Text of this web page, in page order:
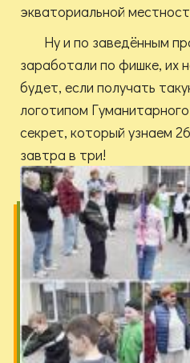
экваториальной
Ну и по заведённым
заработали по фишке, их
будет, если получать
логотипом
секрет, который узнаем
завтра в три!